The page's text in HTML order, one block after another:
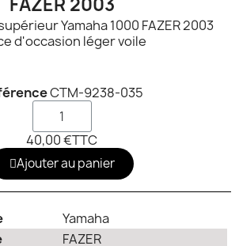
FAZER 2003
Yamaha 1000 FAZER 2003
Pièce d'occasion léger voile
CTM-9238-035
40,00 €TTC
Ajouter au panier
Yamaha
FAZER